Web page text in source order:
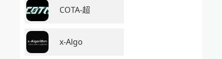
COTA-超
x-Algo